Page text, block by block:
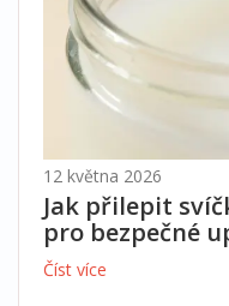
12 května 2026
Jak přilepit
pro bezpečné
Číst více